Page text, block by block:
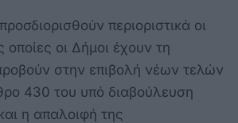
περιοριστικά οι
οποίες οι Δήμοι έχουν τη
στην επιβολή νέων τελών
430 του υπό διαβούλευση
η απαλοιφή της